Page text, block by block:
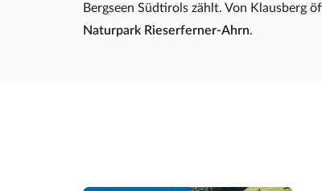
Bergseen Südtirols zählt. Von Klausberg
Naturpark Rieserferner-Ahrn.